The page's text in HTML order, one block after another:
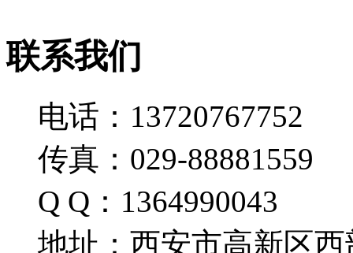
联系我们
电话：13720767752
传真：029-88881559
Q Q：1364990043
地址：西安市高新区西